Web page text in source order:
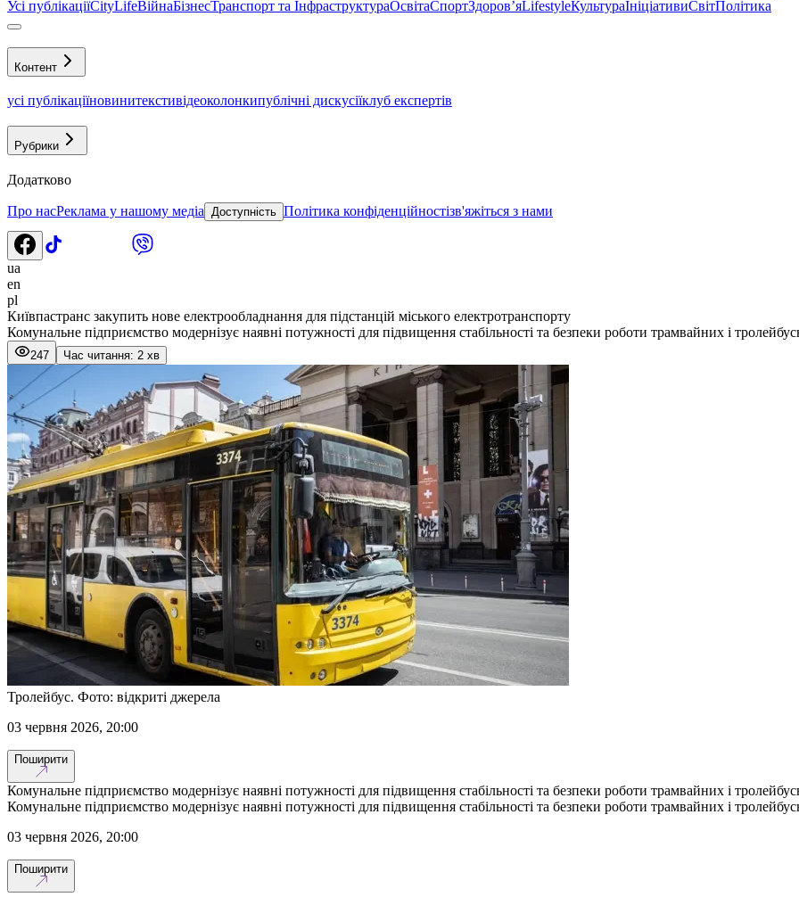
Усі публікаціїCityLifeВійнаБізнесТранспорт та ІнфраструктураОсвітаСпортЗдоровʼяLifestyleКультураІніціативиСвітПолітика
Контент
усі публікаціїновинитекстивідеоколонкипублічні дискусіїклуб експертів
Рубрики
Додатково
Про насРеклама у нашому медіа Доступність Політика конфіденційностізв'яжіться з нами
ua
en
pl
Київпастранс закупить нове електрообладнання для підстанцій міського електротранспорту
Комунальне підприємство модернізує наявні потужності для підвищення стабільності та безпеки роботи трамвайних і
247 Час читання: 2 хв
Тролейбус. Фото: відкриті джерела
03 червня 2026, 20:00
Поширити
Комунальне підприємство модернізує наявні потужності для підвищення стабільності та безпеки роботи трамвайних і
Комунальне підприємство модернізує наявні потужності для підвищення стабільності та безпеки роботи трамвайних і
03 червня 2026, 20:00
Поширити